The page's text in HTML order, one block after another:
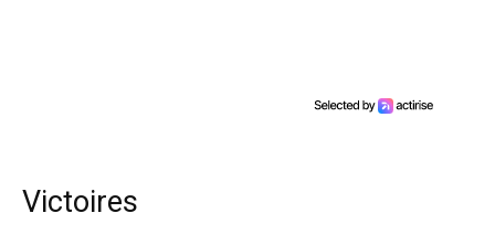
Victoires